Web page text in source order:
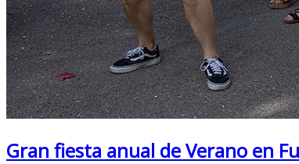
Gran fiesta anual de Verano en